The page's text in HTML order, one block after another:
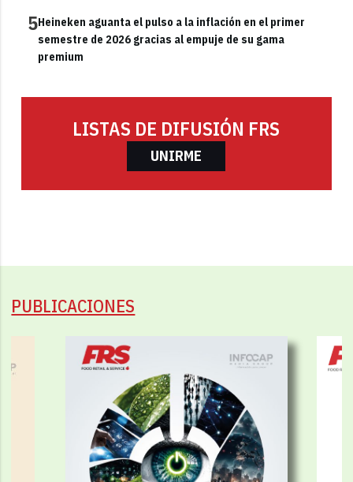
5Heineken aguanta el pulso a la inflación en el primer
semestre de 2026 gracias al empuje de su gama
premium
LISTAS DE DIFUSIÓN FRS
UNIRME
PUBLICACIONES